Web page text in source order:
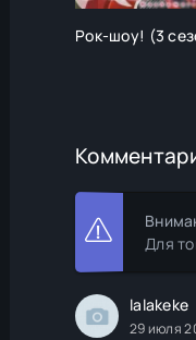
Рок-шоу! (3
Для
lalakeke
29 июля